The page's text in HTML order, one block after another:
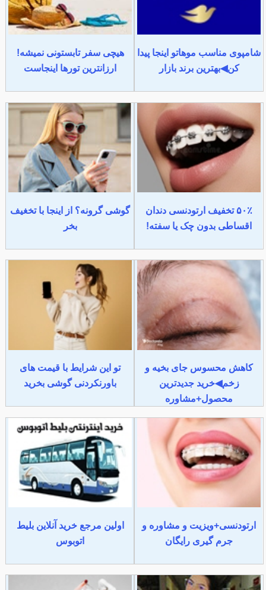
شامپوی مناسب موهاتو اینجا پیدا
کن◀بهترین برند بازار
هیچی سفر تابستونی نمیشه!
ارزانترین تورها اینجاست
۵۰٪ تخفیف ارتودنسی دندان
اقساطی بدون چک یا سفته!
گوشی گرونه؟ از اینجا با تخغیف
بخر
کاهش محسوس جای بخیه و
زخم◀خرید جدیدترین
محصول+مشاوره
تو این شرایط با قیمت های
باورنکردنی گوشی بخرید
ارتودنسی+ویزیت و مشاوره و
جرم گیری رایگان
اولین مرجع خرید آنلاین بلیط
اتوبوس